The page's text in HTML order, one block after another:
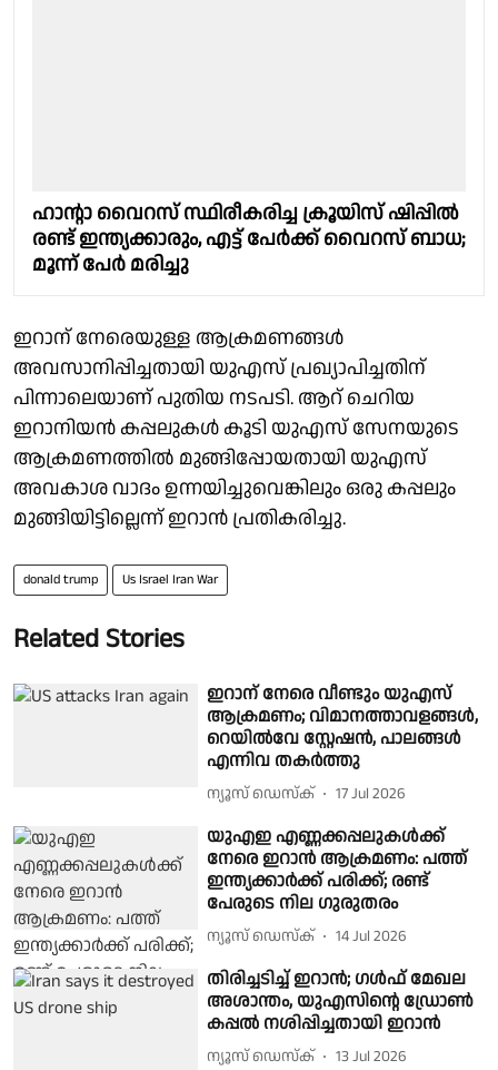
ഹാൻ്റാ വൈറസ് സ്ഥിരീകരിച്ച ക്രൂയിസ് ഷിപ്പില്‍
രണ്ട് ഇന്ത്യക്കാരും, എട്ട് പേര്‍ക്ക് വൈറസ് ബാധ;
മൂന്ന് പേർ മരിച്ചു
ഇറാന് നേരെയുള്ള ആക്രമണങ്ങൾ
അവസാനിപ്പിച്ചതായി യുഎസ് പ്രഖ്യാപിച്ചതിന്
പിന്നാലെയാണ് പുതിയ നടപടി. ആറ് ചെറിയ
ഇറാനിയൻ കപ്പലുകൾ കൂടി യുഎസ് സേനയുടെ
ആക്രമണത്തിൽ മുങ്ങിപ്പോയതായി യുഎസ്
അവകാശ വാദം ഉന്നയിച്ചുവെങ്കിലും ഒരു കപ്പലും
മുങ്ങിയിട്ടില്ലെന്ന് ഇറാൻ പ്രതികരിച്ചു.
donald trump Us Israel Iran War
Related Stories
ഇറാന് നേരെ വീണ്ടും യുഎസ്
ആക്രമണം; വിമാനത്താവളങ്ങൾ,
റെയിൽവേ സ്റ്റേഷൻ, പാലങ്ങൾ
എന്നിവ തകർത്തു
ന്യൂസ് ഡെസ്ക് 17 Jul 2026
യുഎഇ എണ്ണക്കപ്പലുകൾക്ക്
നേരെ ഇറാൻ ആക്രമണം: പത്ത്
ഇന്ത്യക്കാർക്ക് പരിക്ക്; രണ്ട്
പേരുടെ നില ഗുരുതരം
ന്യൂസ് ഡെസ്ക് 14 Jul 2026
തിരിച്ചടിച്ച് ഇറാൻ; ഗൾഫ് മേഖല
അശാന്തം, യുഎസിൻ്റെ ഡ്രോൺ
കപ്പൽ നശിപ്പിച്ചതായി ഇറാൻ
ന്യൂസ് ഡെസ്ക് 13 Jul 2026